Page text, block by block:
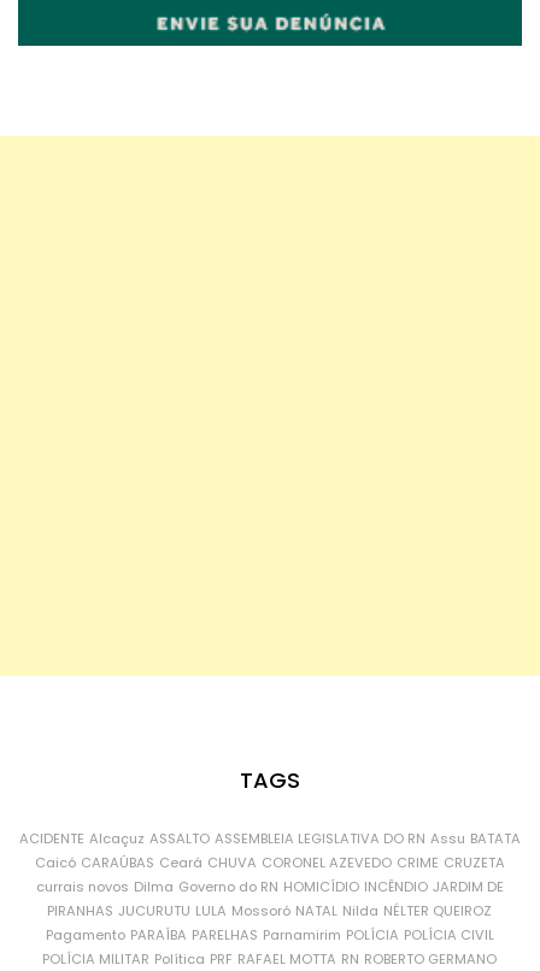
TAGS
ACIDENTE Alcaçuz ASSALTO ASSEMBLEIA LEGISLATIVA DO RN Assu BATATA
Caicó CARAÚBAS Ceará CHUVA CORONEL AZEVEDO CRIME CRUZETA
currais novos Dilma Governo do RN HOMICÍDIO INCÊNDIO JARDIM DE
PIRANHAS JUCURUTU LULA Mossoró NATAL Nilda NÉLTER QUEIROZ
Pagamento PARAÍBA PARELHAS Parnamirim POLÍCIA POLÍCIA CIVIL
POLÍCIA MILITAR Política PRF RAFAEL MOTTA RN ROBERTO GERMANO